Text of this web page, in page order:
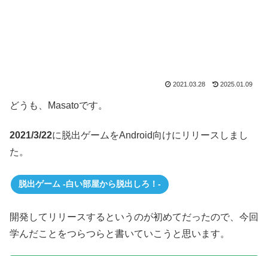
2021.03.28 2025.01.09
どうも、Masatoです。
2021/3/22に脱出ゲームをAndroid向けにリリースしまし
た。
脱出ゲーム -白い部屋から脱出しろ！-
開発してリリースするというのが初めてだったので、今回
学んだことをつらつらと書いていこうと思います。